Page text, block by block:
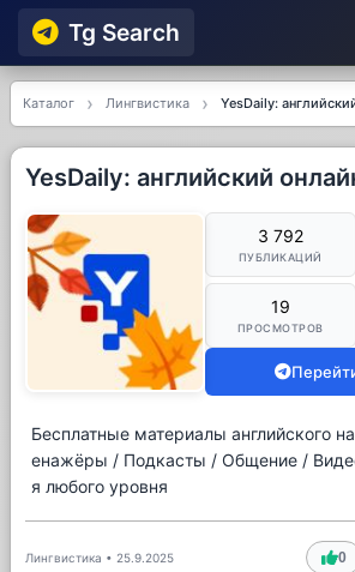
Tg Searсh
Каталог Лингвистика YesDaily:
YesDaily: английский
3 792
ПУБЛИКАЦИЙ
19
ПРОСМОТРОВ
Бесплатные материалы английского
енажёры / Подкасты / Общение /
я любого уровня
Лингвистика • 25.9.2025 0